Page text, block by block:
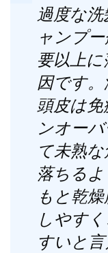
過度な
ャンプ
要以上
因です
頭皮は
ンオー
て未熟
落ちる
もと乾
しやす
すいと言